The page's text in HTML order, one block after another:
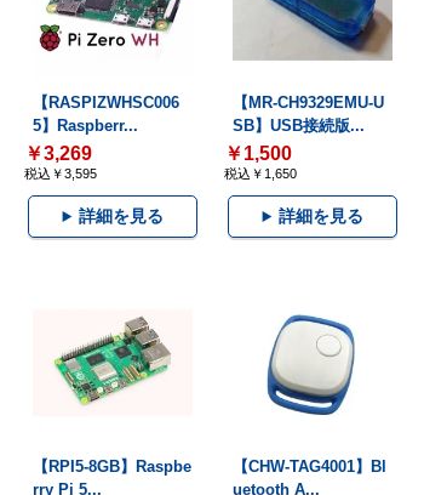
【RASPIZWHSC006
5】Raspberr...
￥3,269
税込￥3,595
詳細を見る
【MR-CH9329EMU-U
SB】USB接続版...
￥1,500
税込￥1,650
詳細を見る
【RPI5-8GB】Raspbe
rry Pi 5...
【CHW-TAG4001】Bl
uetooth A...